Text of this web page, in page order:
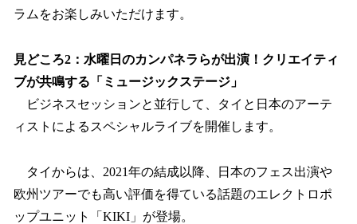
ラムをお楽しみいただけます。
見どころ2：水曜日のカンパネラらが出演！クリエイティ
ブが共鳴する「ミュージックステージ」
ビジネスセッションと並行して、タイと日本のアーテ
ィストによるスペシャルライブを開催します。
タイからは、2021年の結成以降、日本のフェス出演や
欧州ツアーでも高い評価を得ている話題のエレクトロポ
ップユニット「KIKI」が登場。